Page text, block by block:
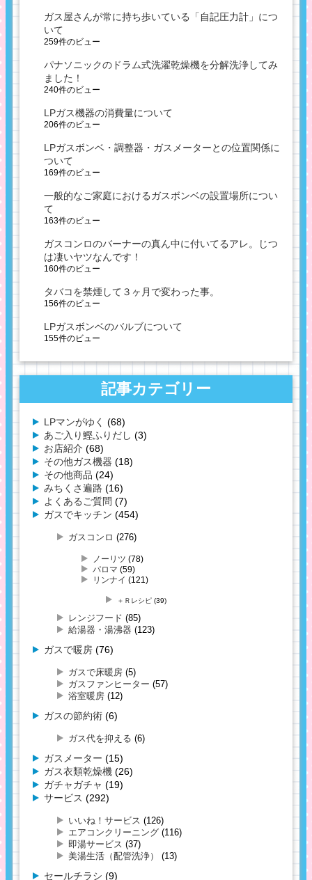
ガス屋さんが常に持ち歩いている「自記圧力計」につ
いて
259件のビュー
パナソニックのドラム式洗濯乾燥機を分解洗浄してみ
ました！
240件のビュー
LPガス機器の消費量について
206件のビュー
LPガスボンベ・調整器・ガスメーターとの位置関係に
ついて
169件のビュー
一般的なご家庭におけるガスボンベの設置場所につい
て
163件のビュー
ガスコンロのバーナーの真ん中に付いてるアレ。じつ
は凄いヤツなんです！
160件のビュー
タバコを禁煙して３ヶ月で変わった事。
156件のビュー
LPガスボンベのバルブについて
155件のビュー
記事カテゴリー
LPマンがゆく (68)
あご入り鰹ふりだし (3)
お店紹介 (68)
その他ガス機器 (18)
その他商品 (24)
みちくさ遍路 (16)
よくあるご質問 (7)
ガスでキッチン (454)
ガスコンロ (276)
ノーリツ (78)
パロマ (59)
リンナイ (121)
＋Ｒレシピ (39)
レンジフード (85)
給湯器・湯沸器 (123)
ガスで暖房 (76)
ガスで床暖房 (5)
ガスファンヒーター (57)
浴室暖房 (12)
ガスの節約術 (6)
ガス代を抑える (6)
ガスメーター (15)
ガス衣類乾燥機 (26)
ガチャガチャ (19)
サービス (292)
いいね！サービス (126)
エアコンクリーニング (116)
即湯サービス (37)
美湯生活（配管洗浄）
(13)
セールチラシ (9)